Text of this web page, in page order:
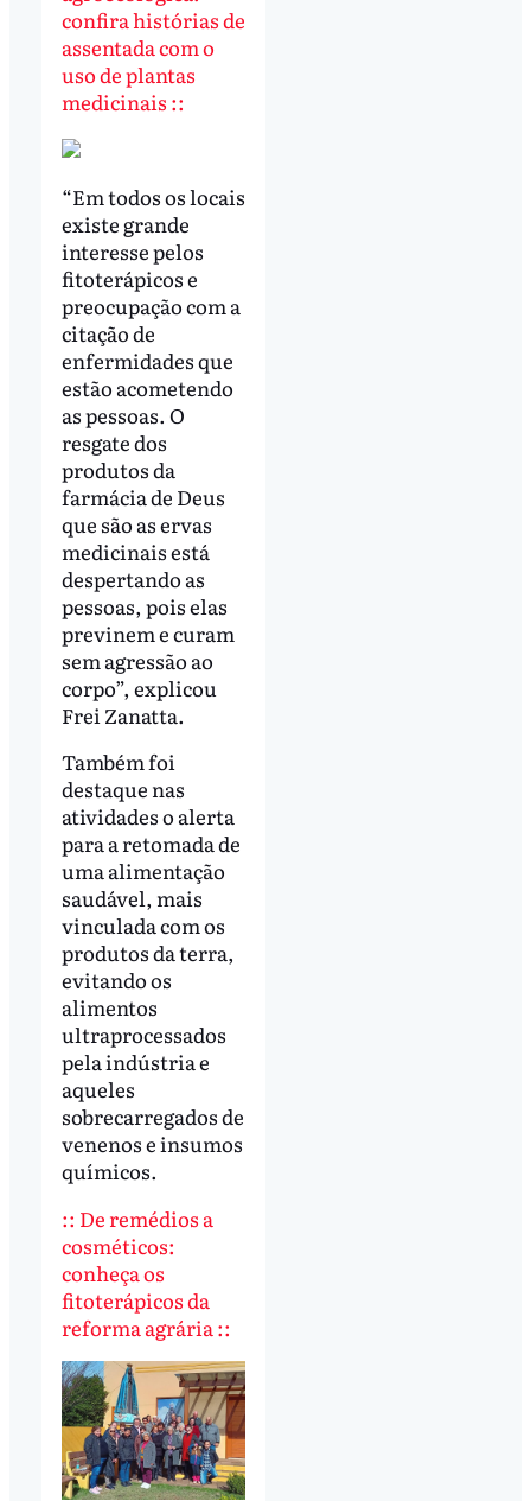
confira histórias de
assentada com o
uso de plantas
medicinais ::
“Em todos os locais
existe grande
interesse pelos
fitoterápicos e
preocupação com a
citação de
enfermidades que
estão acometendo
as pessoas. O
resgate dos
produtos da
farmácia de Deus
que são as ervas
medicinais está
despertando as
pessoas, pois elas
previnem e curam
sem agressão ao
corpo”, explicou
Frei Zanatta.
Também foi
destaque nas
atividades o alerta
para a retomada de
uma alimentação
saudável, mais
vinculada com os
produtos da terra,
evitando os
alimentos
ultraprocessados
pela indústria e
aqueles
sobrecarregados de
venenos e insumos
químicos.
:: De remédios a
cosméticos:
conheça os
fitoterápicos da
reforma agrária ::